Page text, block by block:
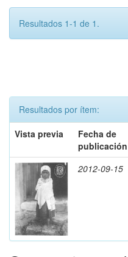
Resultados 1-1 de 1.
Resultados por ítem:
Vista previa
Fecha de
publicación
2012-09-15